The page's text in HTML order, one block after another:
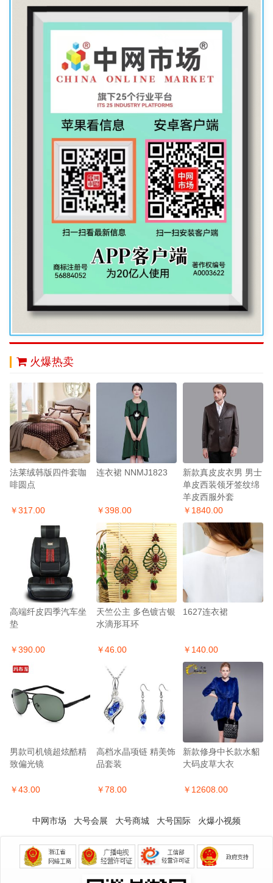
火爆热卖
法莱绒韩版四件套咖
啡圆点
￥317.00
连衣裙 NNMJ1823
￥398.00
新款真皮皮衣男 男士
单皮西装领牙签纹绵
羊皮西服外套
￥1840.00
高端纤皮四季汽车坐
垫
￥390.00
天竺公主 多色镀古银
水滴形耳环
￥46.00
1627连衣裙
￥140.00
男款司机镜超炫酷精
致偏光镜
￥43.00
高档水晶项链 精美饰
品套装
￥78.00
新款修身中长款水貂
大码皮草大衣
￥12608.00
中网市场 大号会展 大号商城 大号国际 火爆小视频